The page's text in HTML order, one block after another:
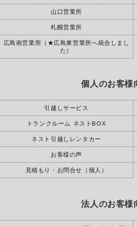
山口営業所
札幌営業所
広島南営業所（★広島東営業所へ統合しまし
た）
個人のお客様
引越しサービス
トランクルーム ネストBOX
ネスト引越しレンタカー
お客様の声
見積もり・お問合せ（個人）
法人のお客様